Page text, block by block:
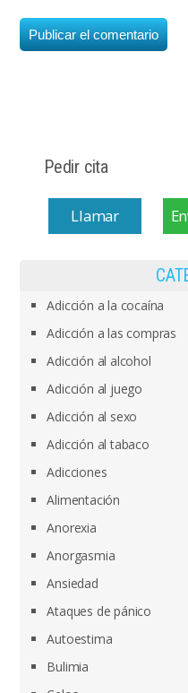
Pedir cita
Llamar
Adicción a la cocaína
Adicción a las compras
Adicción al alcohol
Adicción al juego
Adicción al sexo
Adicción al tabaco
Adicciones
Alimentación
Anorexia
Anorgasmia
Ansiedad
Ataques de pánico
Autoestima
Bulimia